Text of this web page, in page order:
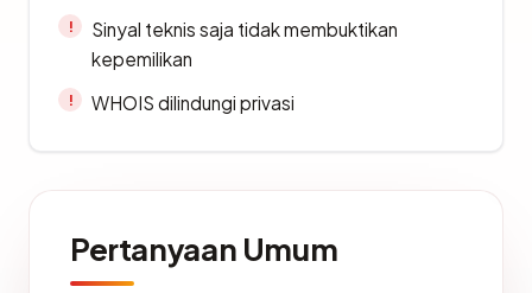
Sinyal teknis saja tidak membuktikan
kepemilikan
WHOIS dilindungi privasi
Pertanyaan Umum